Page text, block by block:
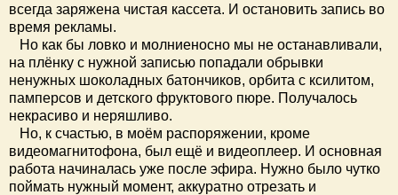
всегда заряжена чистая кассета. И остановить запись во
время рекламы.
Но как бы ловко и молниеносно мы не останавливали,
на плёнку с нужной записью попадали обрывки
ненужных шоколадных батончиков, орбита с ксилитом,
памперсов и детского фруктового пюре. Получалось
некрасиво и неряшливо.
Но, к счастью, в моём распоряжении, кроме
видеомагнитофона, был ещё и видеоплеер. И основная
работа начиналась уже после эфира. Нужно было чутко
поймать нужный момент, аккуратно отрезать и